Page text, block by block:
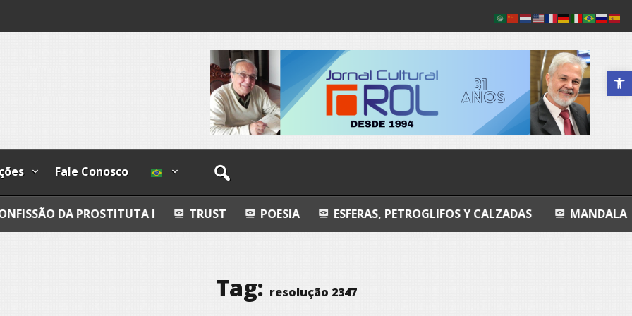
Abrir a
Fale Conosco
I TRUST POESIA ESFERAS, PETROGLIFOS Y CALZADAS MANDALA
Tag: resolução 2347